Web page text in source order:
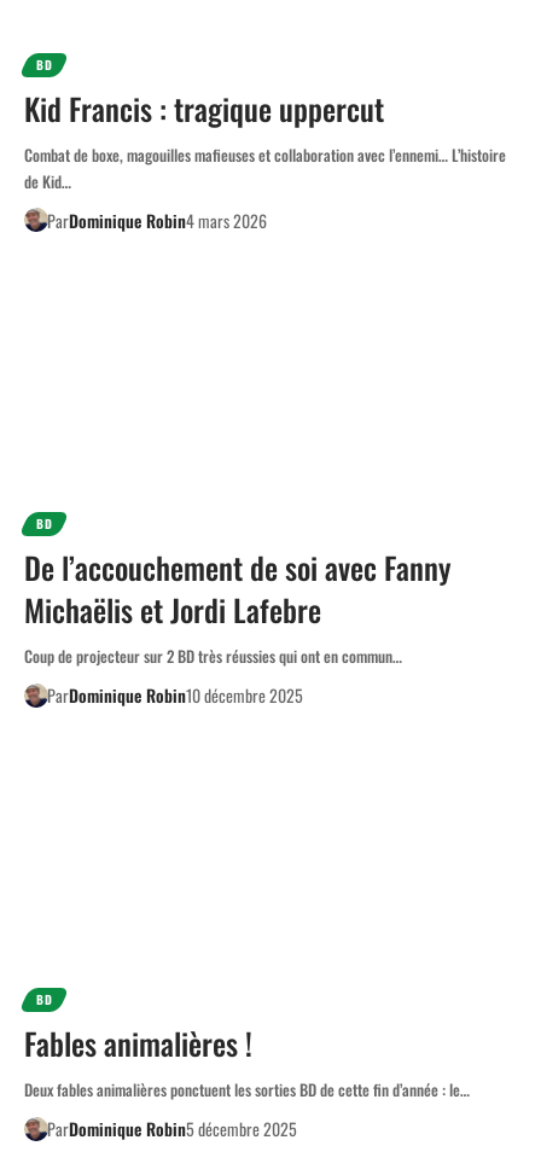
BD
Kid Francis : tragique uppercut
Combat de boxe, magouilles mafieuses et collaboration avec l’ennemi… L’histoire
de Kid…
ParDominique Robin4 mars 2026
BD
De l’accouchement de soi avec Fanny
Michaëlis et Jordi Lafebre
Coup de projecteur sur 2 BD très réussies qui ont en commun…
ParDominique Robin10 décembre 2025
BD
Fables animalières !
Deux fables animalières ponctuent les sorties BD de cette fin d’année : le…
ParDominique Robin5 décembre 2025